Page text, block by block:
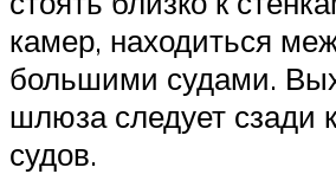
камер, находиться
большими судами.
шлюза следует сзади
судов.